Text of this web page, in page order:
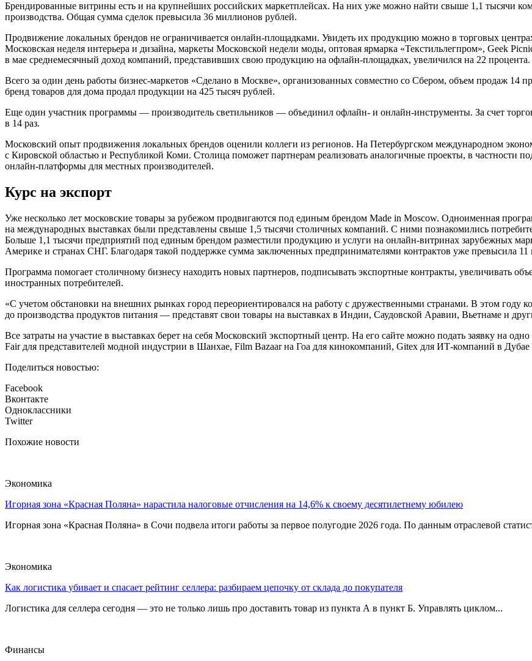
Брендированные витрины есть и на крупнейших российских маркетплейсах. На них уже можно найти свыше 1,1 тысячи
производства. Общая сумма сделок превысила 36 миллионов рублей.
Продвижение локальных брендов не ограничивается онлайн-площадками. Увидеть их продукцию можно в торговых
Московская неделя интерьера и дизайна, маркеты Московской недели моды, оптовая ярмарка «Текстильлегпром», Geek
в мае среднемесячный доход компаний, представивших свою продукцию на офлайн-площадках, увеличился на 22 процента.
Всего за один день работы бизнес-маркетов «Сделано в Москве», организованных совместно со Сбером, объем продаж 14
бренд товаров для дома продал продукции на 425 тысяч рублей.
Еще один участник программы — производитель светильников — объединил офлайн- и онлайн-инструменты. За счет
в 14 раз.
Московский опыт продвижения локальных брендов оценили коллеги из регионов. На Петербургском международном
с Кировской областью и Республикой Коми. Столица поможет партнерам реализовать аналогичные проекты, в частности
онлайн-платформы для местных производителей.
Курс на экспорт
Уже несколько лет московские товары за рубежом продвигаются под единым брендом Made in Moscow. Одноименная
на международных выставках были представлены свыше 1,5 тысячи столичных компаний. С ними познакомились
Больше 1,1 тысячи предприятий под единым брендом разместили продукцию и услуги на онлайн-витринах зарубежных
Америке и странах СНГ. Благодаря такой поддержке сумма заключенных предпринимателями контрактов уже превысила 11
Программа помогает столичному бизнесу находить новых партнеров, подписывать экспортные контракты, увеличивать
иностранных потребителей.
«С учетом обстановки на внешних рынках город переориентировался на работу с дружественными странами. В этом году
до производства продуктов питания — представят свои товары на выставках в Индии, Саудовской Аравии, Вьетнаме и
Все затраты на участие в выставках берет на себя Московский экспортный центр. На его сайте можно подать заявку на
Fair для представителей модной индустрии в Шанхае, Film Bazaar на Гоа для кинокомпаний, Gitex для ИТ-компаний в Дубае
Поделиться новостью:
Facebook
Вконтакте
Одноклассники
Twitter
Похожие новости
Экономика
Игорная зона «Красная Поляна» нарастила налоговые отчисления на 14,6% к своему десятилетнему юбилею
Игорная зона «Красная Поляна» в Сочи подвела итоги работы за первое полугодие 2026 года. По данным отраслевой
Экономика
Как логистика убивает и спасает рейтинг селлера: разбираем цепочку от склада до покупателя
Логистика для селлера сегодня — это не только лишь про доставить товар из пункта А в пункт Б. Управлять циклом...
Финансы